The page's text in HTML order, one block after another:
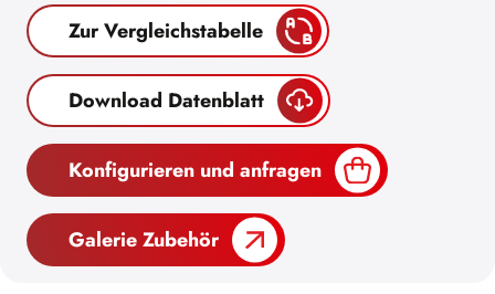
Zur Vergleichstabelle
Download Datenblatt
Konfigurieren und anfragen
Galerie Zubehör